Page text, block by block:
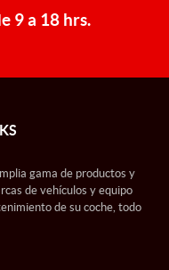
9 a 18 hrs.
gama de productos y
de vehículos y equipo
de su coche, todo